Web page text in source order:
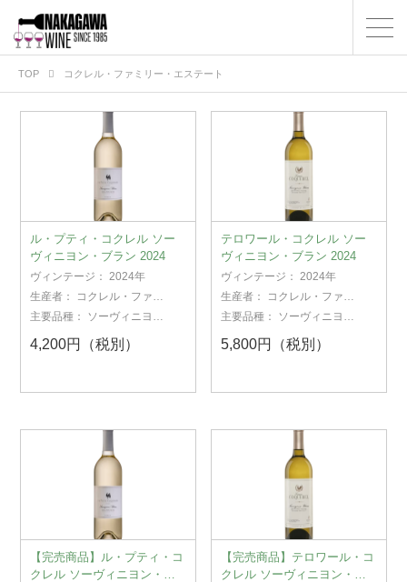
TOP コクレル・ファミリー・エステート
ル・プティ・コクレル ソー
ヴィニヨン・ブラン 2024
ヴィンテージ：2024年
生産者：
コクレル・ファミ
リー・エステート
主要品種： ソーヴィニヨ
4,200円（税別）
テロワール・コクレル ソー
ヴィニヨン・ブラン 2024
ヴィンテージ：2024年
生産者：
コクレル・ファミ
リー・エステート
主要品種： ソーヴィニヨ
5,800円（税別）
【完売商品】ル・プティ・コ
クレル ソーヴィニヨン・ブ
【完売商品】テロワール・コ
クレル ソーヴィニヨン・ブ